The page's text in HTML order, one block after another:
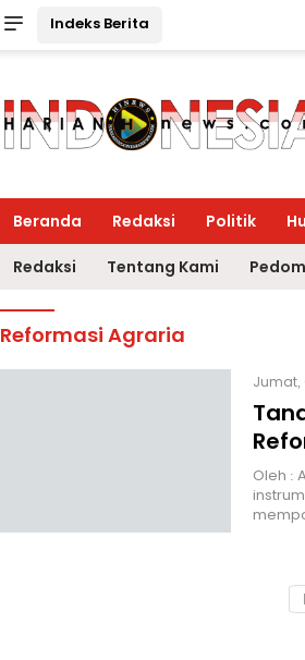
Indeks Berita
Beranda Redaksi Politik
Redaksi Tentang Kami
Reformasi Agraria
Jumat,
Oleh :